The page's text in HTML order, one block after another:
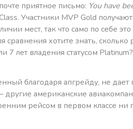
приятное письмо: You have
Участники MVP Gold получают
мест, так что само по себе
сравнения хотите знать, сколько
7 лет владения статусом
благодаря апгрейду, не дает
другие американские
рейсом в первом классе ни